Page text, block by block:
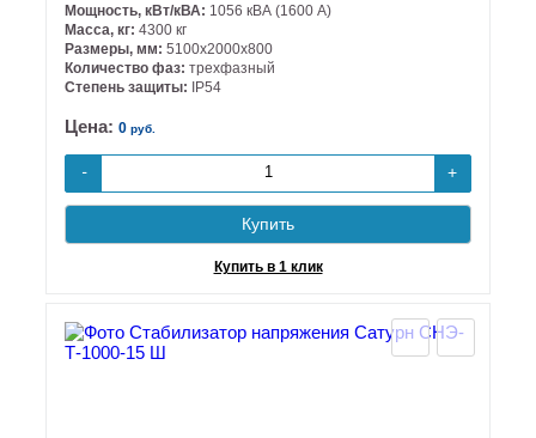
Мощность, кВт/кВА: 1056 кВА (1600 А)
Масса, кг: 4300 кг
Размеры, мм: 5100х2000х800
Количество фаз: трехфазный
Степень защиты: IP54
Цена: 0 руб.
- +
Купить
Купить в 1 клик